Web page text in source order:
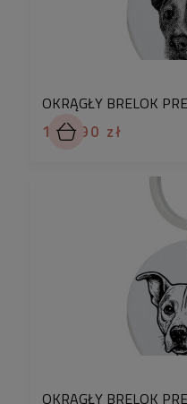
prosimy o
maila
- im wyższa
nasze grawery nie
nie zmieniają
gwarancją
Oryginalny brelok
stali chirurgicznej 316L
Wyjątkowy projekt
ręcznie wykonujemy
podstawie
temu powstaje jedyny
idealnie dopasowany
124,90 zł